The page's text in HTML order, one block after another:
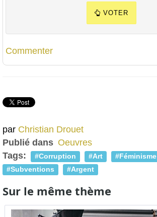
VOTER
Commenter
par Christian Drouet
Publié dans Oeuvres
Tags:
Corruption Art
Féminisme
Subventions
Argent
Sur le même thème